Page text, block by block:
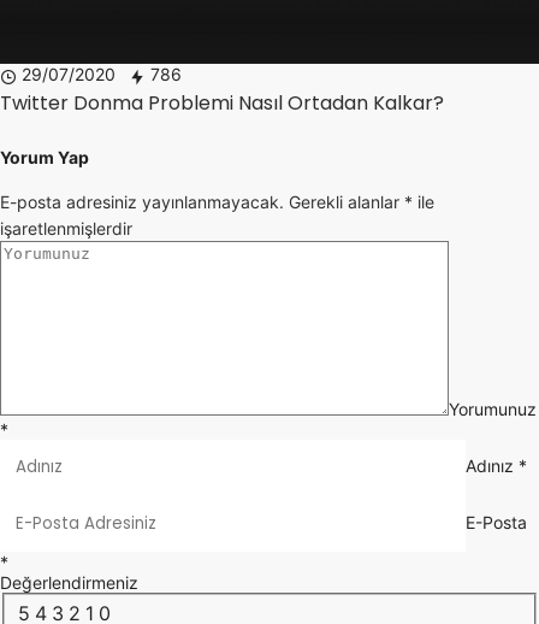
29/07/2020 786
Twitter Donma Problemi Nasıl Ortadan Kalkar?
Yorum Yap
E-posta adresiniz yayınlanmayacak. Gerekli alanlar * ile
işaretlenmişlerdir
Yorumunuz
*
Adınız *
E-Posta
*
Değerlendirmeniz
5 4 3 2 1 0